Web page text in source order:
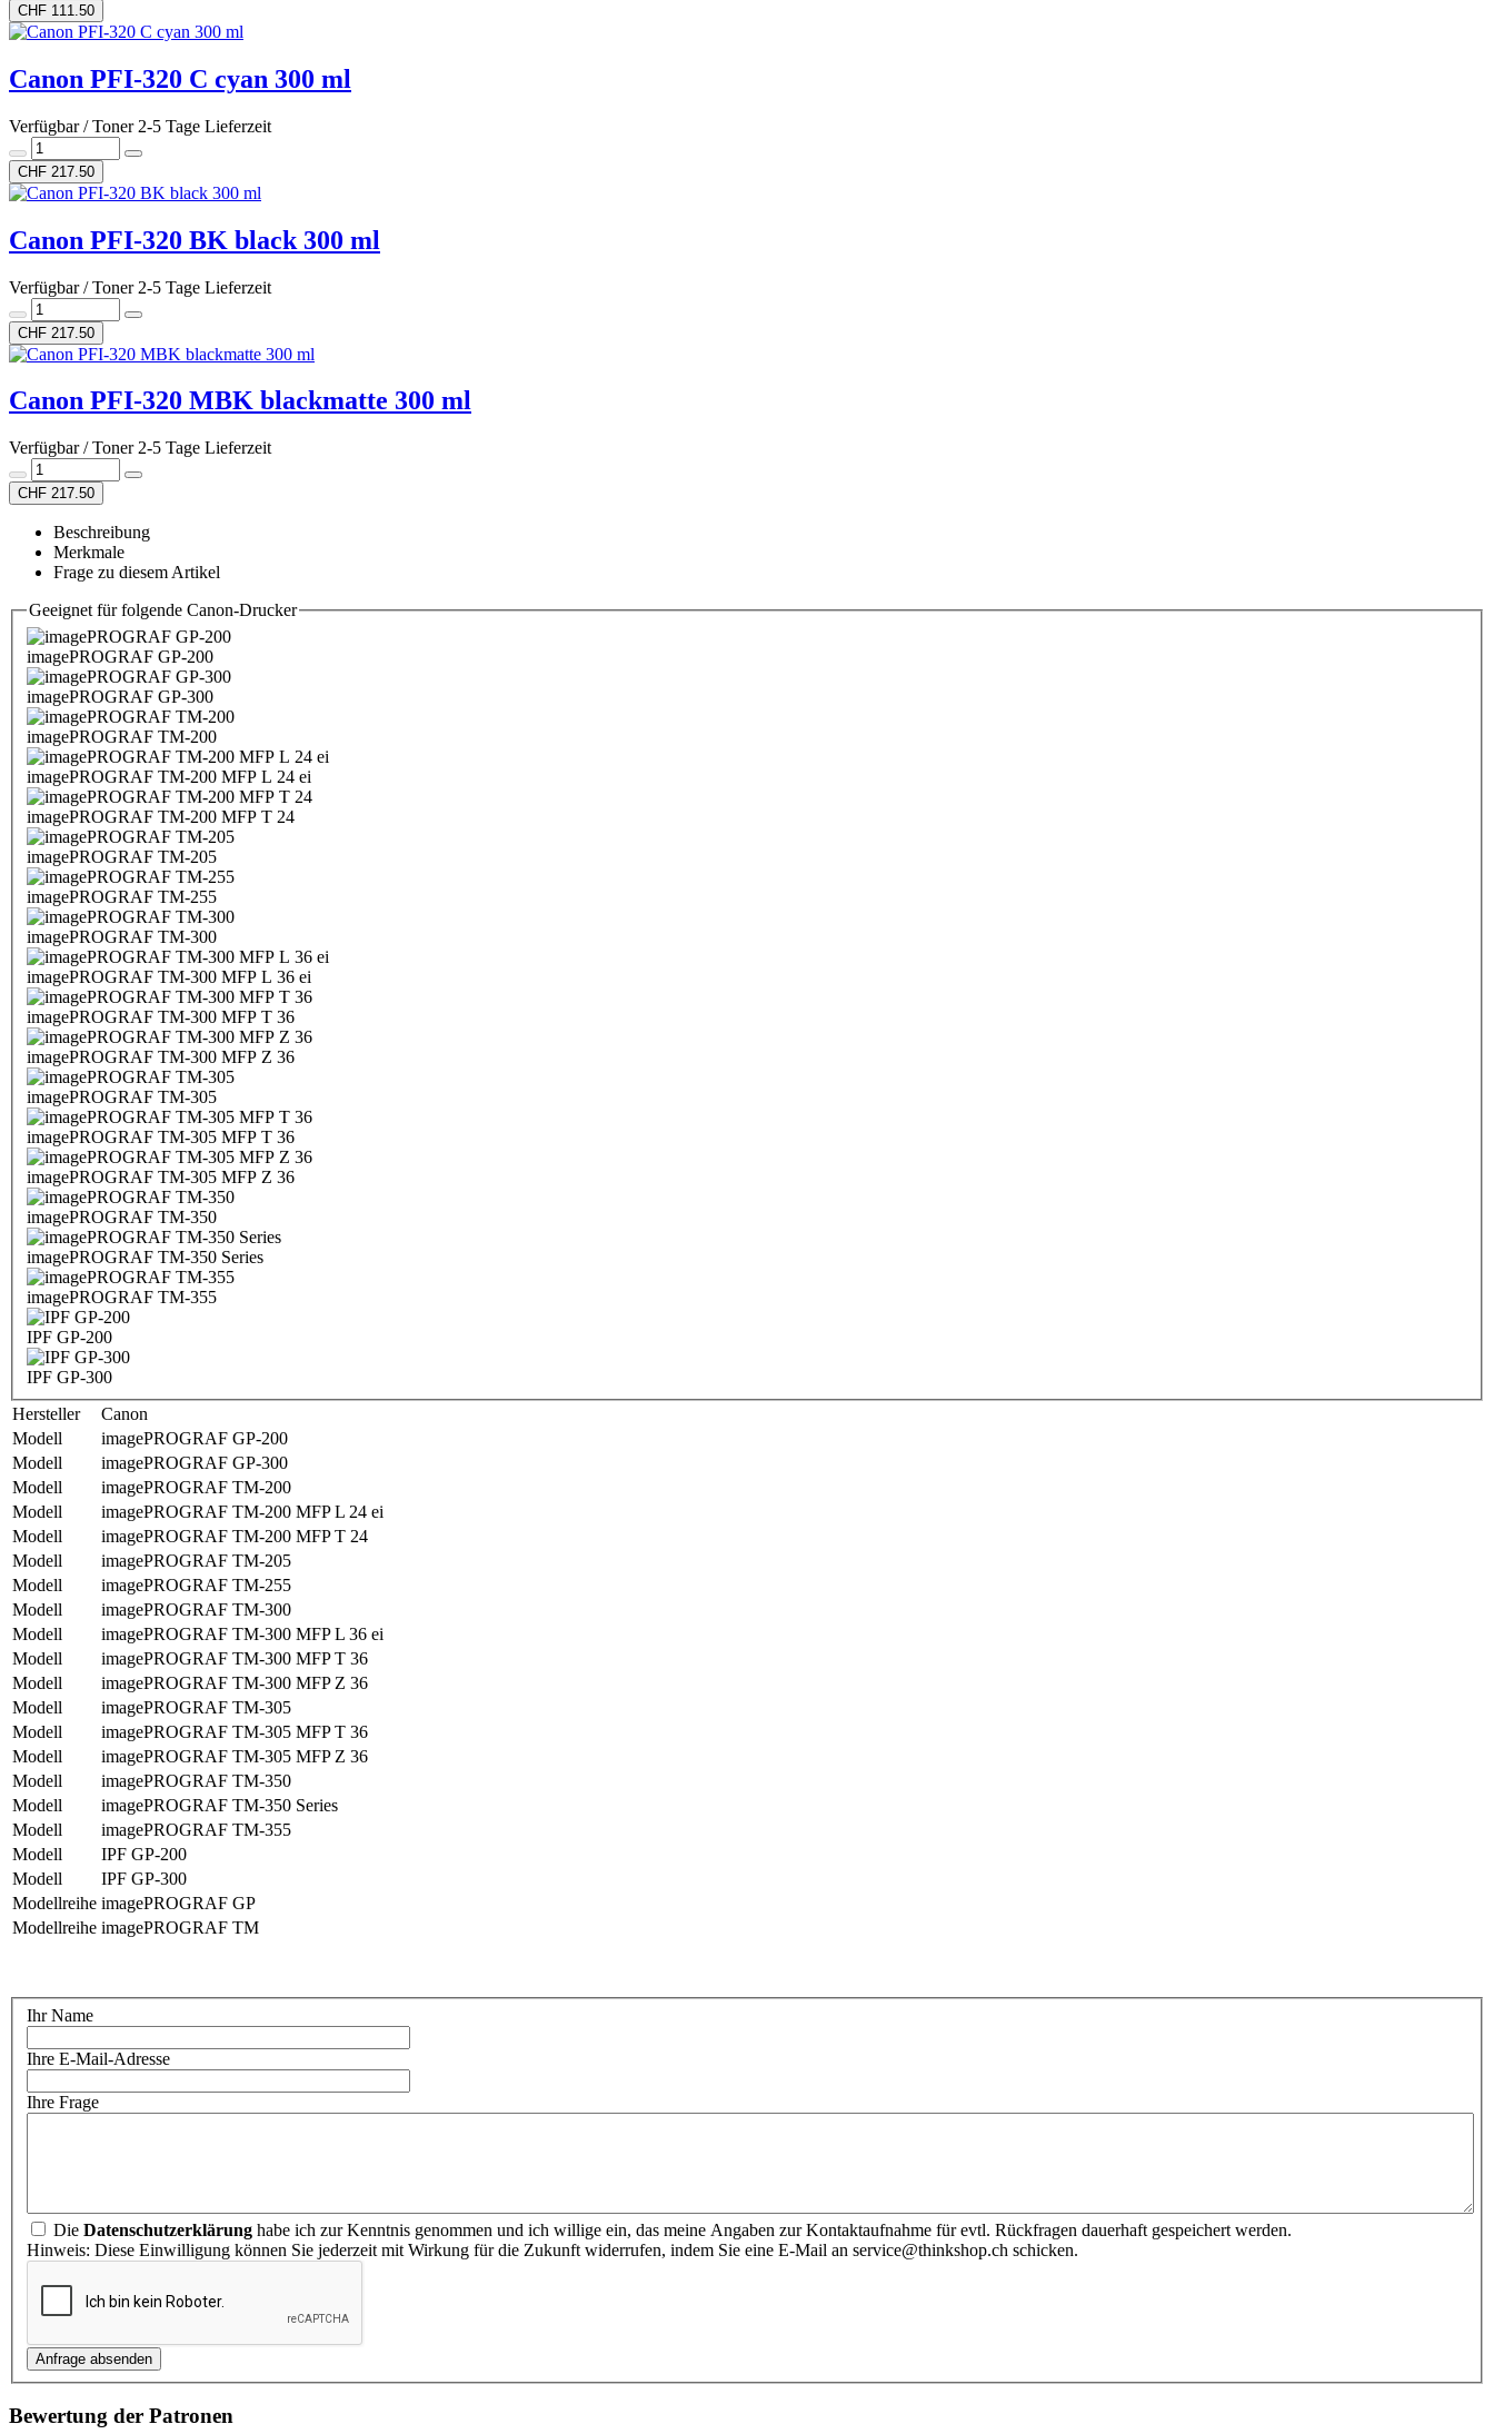
CHF 111.50
Canon PFI-320 C cyan 300 ml
Verfügbar / Toner 2-5 Tage Lieferzeit
CHF 217.50
Canon PFI-320 BK black 300 ml
Verfügbar / Toner 2-5 Tage Lieferzeit
CHF 217.50
Canon PFI-320 MBK blackmatte 300 ml
Verfügbar / Toner 2-5 Tage Lieferzeit
CHF 217.50
Beschreibung
Merkmale
Frage zu diesem Artikel
Geeignet für folgende Canon-Drucker
imagePROGRAF GP-200
imagePROGRAF GP-300
imagePROGRAF TM-200
imagePROGRAF TM-200 MFP L 24 ei
imagePROGRAF TM-200 MFP T 24
imagePROGRAF TM-205
imagePROGRAF TM-255
imagePROGRAF TM-300
imagePROGRAF TM-300 MFP L 36 ei
imagePROGRAF TM-300 MFP T 36
imagePROGRAF TM-300 MFP Z 36
imagePROGRAF TM-305
imagePROGRAF TM-305 MFP T 36
imagePROGRAF TM-305 MFP Z 36
imagePROGRAF TM-350
imagePROGRAF TM-350 Series
imagePROGRAF TM-355
IPF GP-200
IPF GP-300
Hersteller
Canon
Modell
imagePROGRAF GP-200
Modell
imagePROGRAF GP-300
Modell
imagePROGRAF TM-200
Modell
imagePROGRAF TM-200 MFP L 24 ei
Modell
imagePROGRAF TM-200 MFP T 24
Modell
imagePROGRAF TM-205
Modell
imagePROGRAF TM-255
Modell
imagePROGRAF TM-300
Modell
imagePROGRAF TM-300 MFP L 36 ei
Modell
imagePROGRAF TM-300 MFP T 36
Modell
imagePROGRAF TM-300 MFP Z 36
Modell
imagePROGRAF TM-305
Modell
imagePROGRAF TM-305 MFP T 36
Modell
imagePROGRAF TM-305 MFP Z 36
Modell
imagePROGRAF TM-350
Modell
imagePROGRAF TM-350 Series
Modell
imagePROGRAF TM-355
Modell
IPF GP-200
Modell
IPF GP-300
Modellreihe imagePROGRAF GP
Modellreihe imagePROGRAF TM
Ihr Name
Ihre E-Mail-Adresse
Ihre Frage
Die Datenschutzerklärung habe ich zur Kenntnis genommen und ich willige ein, das meine Angaben zur Kontaktaufnahme für evtl. Rückfragen dauerhaft gespeichert werden.
Hinweis: Diese Einwilligung können Sie jederzeit mit Wirkung für die Zukunft widerrufen, indem Sie eine E-Mail an service@thinkshop.ch schicken.
Bewertung der Patronen